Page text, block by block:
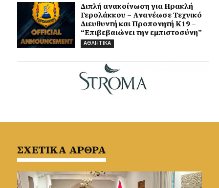
Διπλή ανακοίνωση για Ηρακλή
Γερολάκκου – Ανανέωσε Τεχνικό
Διευθυντή και Προπονητή Κ19 –
“Επιβεβαιώνει την εμπιστοσύνη”
ΑΘΛΗΤΙΚΑ
ΣΧΕΤΙΚΑ ΑΡΘΡΑ